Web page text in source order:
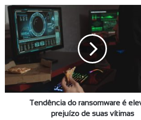
T
e
n
c
a
Tendência do ransomware é
prejuízo de suas vítimas